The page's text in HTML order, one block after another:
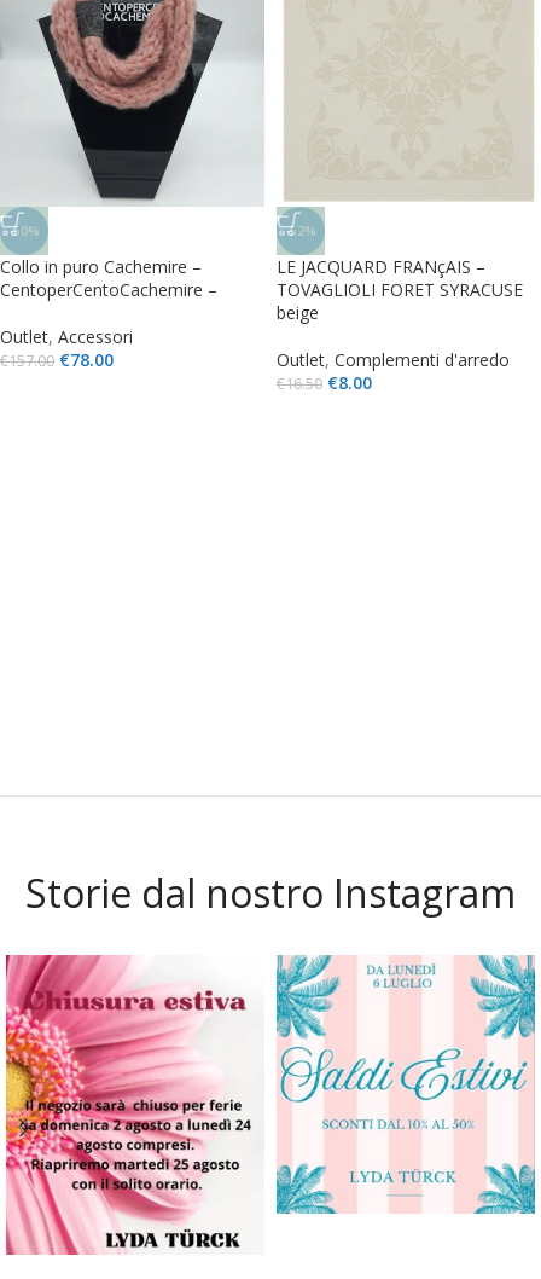
-50%
Collo in puro Cachemire –
CentoperCentoCachemire –
Outlet, Accessori
€157.00 €78.00
-52%
LE JACQUARD FRANçAIS –
TOVAGLIOLI FORET SYRACUSE
beige
Outlet, Complementi d'arredo
€16.50 €8.00
Storie dal nostro Instagram